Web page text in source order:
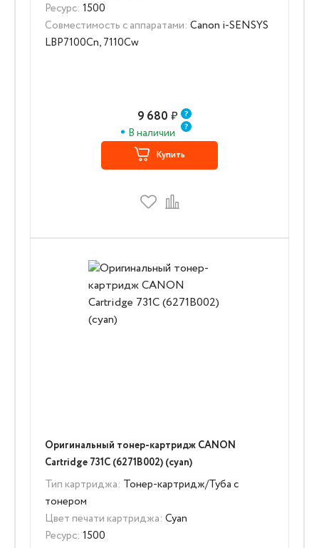
Ресурс: 1500
Совместимость с аппаратами: Canon i-SENSYS
LBP7100Cn, 7110Cw
9 680 ₽
В наличии
Купить
Оригинальный тонер-картридж CANON
Cartridge 731C (6271B002) (cyan)
Тип картриджа: Тонер-картридж/Туба с
тонером
Цвет печати картриджа: Cyan
Ресурс: 1500